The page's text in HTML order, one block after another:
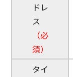
ドレ
ス
（必
須）
タイ